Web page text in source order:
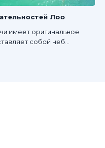
Лоо
имеет оригинальное
собой неб...